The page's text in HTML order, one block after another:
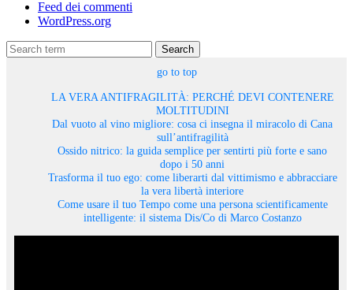
Feed dei commenti
WordPress.org
Search
go to top
LA VERA ANTIFRAGILITÀ: PERCHÉ DEVI CONTENERE
MOLTITUDINI
Dal vuoto al vino migliore: cosa ci insegna il miracolo di Cana
sull’antifragilità
Ossido nitrico: la guida semplice per sentirti più forte e sano
dopo i 50 anni
Trasforma il tuo ego: come liberarti dal vittimismo e abbracciare
la vera libertà interiore
Come usare il tuo Tempo come una persona scientificamente
intelligente: il sistema Dis/Co di Marco Costanzo